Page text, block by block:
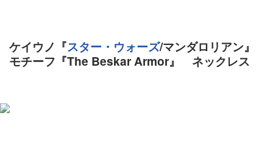
ケイウノ『スター・ウォーズ/マンダロリアン』
モチーフ『The Beskar Armor』 ネックレス